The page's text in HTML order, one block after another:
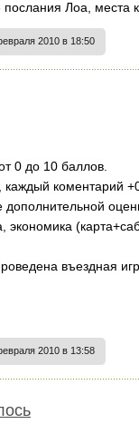
Лоа, места
2010 в 18:50
0 до 10 баллов.
каждый коментарий
дополнительной
въездная
2010 в 13:58